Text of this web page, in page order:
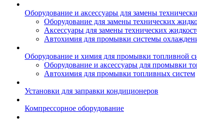
Оборудование и аксессуары для замены
Оборудование для замены технических
Аксессуары для замены технических
Автохимия для промывки системы
Оборудование и химия для промывки топливной
Оборудование и аксессуары для промывки
Автохимия для промывки топливных систем
Установки для заправки кондиционеров
Компрессорное оборудование